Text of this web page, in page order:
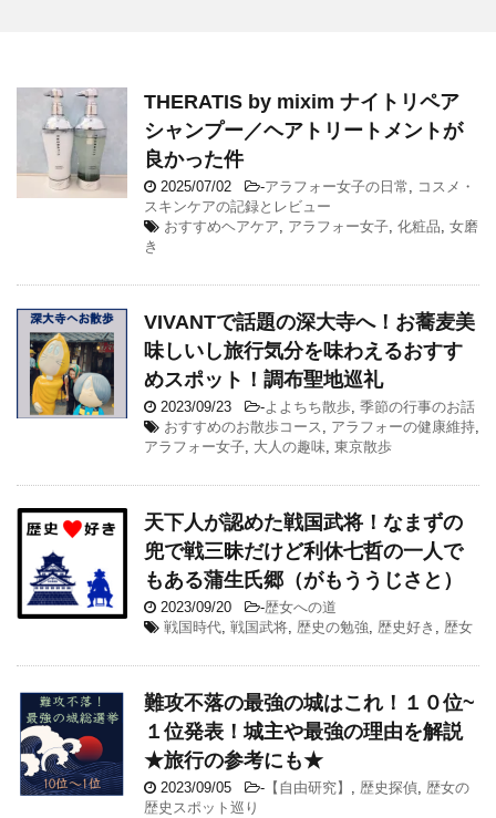
THERATIS by mixim ナイトリペア
シャンプー／ヘアトリートメントが
良かった件
2025/07/02 -アラフォー女子の日常
コスメ・
スキンケアの記録とレビュー
おすすめヘアケア
アラフォー女子 化粧品 女磨
き
VIVANTで話題の深大寺へ！お蕎麦美
味しいし旅行気分を味わえるおすす
めスポット！調布聖地巡礼
2023/09/23 -よよちち散歩 季節の行事のお話
おすすめのお散歩コース
アラフォーの健康維持
アラフォー女子 大人の趣味 東京散歩
天下人が認めた戦国武将！なまずの
兜で戦三昧だけど利休七哲の一人で
もある蒲生氏郷（がもううじさと）
2023/09/20 -歴女への道
戦国時代 戦国武将 歴史の勉強 歴史好き 歴女
難攻不落の最強の城はこれ！１０位~
１位発表！城主や最強の理由を解説
★旅行の参考にも★
2023/09/05 - 【自由研究】 歴史探偵 歴女の
歴史スポット巡り